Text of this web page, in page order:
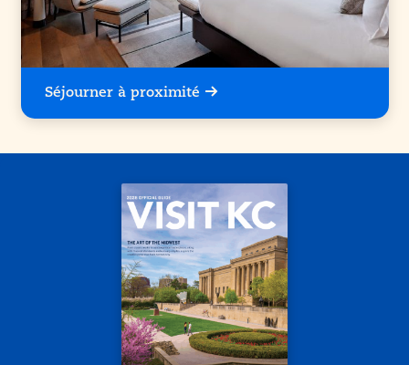
Séjourner à proximité